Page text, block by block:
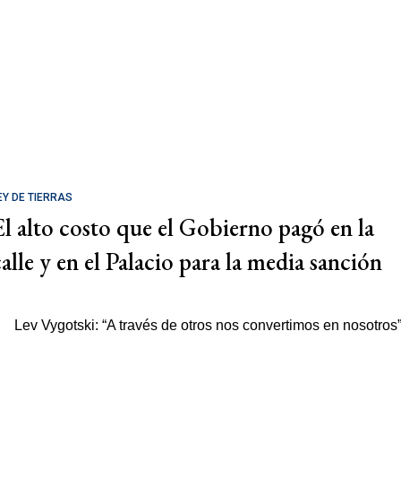
DE TIERRAS
alto costo que el Gobierno pagó en la
y en el Palacio para la media sanción